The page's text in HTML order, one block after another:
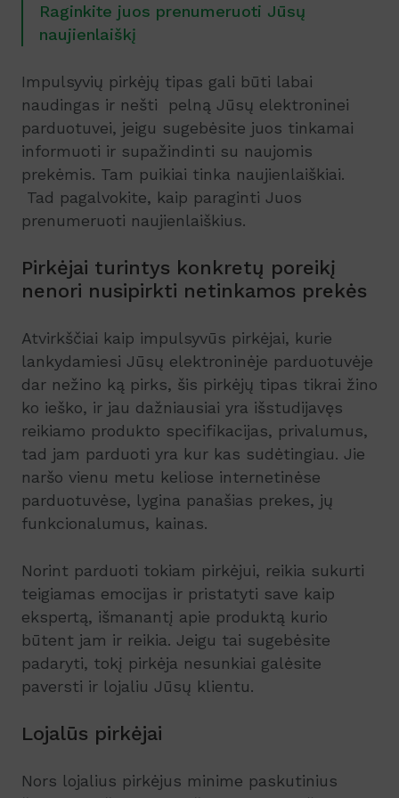
Raginkite juos prenumeruoti Jūsų
naujienlaiškį
Impulsyvių pirkėjų tipas gali būti labai
naudingas ir nešti pelną Jūsų elektroninei
parduotuvei, jeigu sugebėsite juos tinkamai
informuoti ir supažindinti su naujomis
prekėmis. Tam puikiai tinka naujienlaiškiai.
Tad pagalvokite, kaip paraginti Juos
prenumeruoti naujienlaiškius.
Pirkėjai turintys konkretų poreikį
nenori nusipirkti netinkamos prekės
Atvirkščiai kaip impulsyvūs pirkėjai, kurie
lankydamiesi Jūsų elektroninėje parduotuvėje
dar nežino ką pirks, šis pirkėjų tipas tikrai žino
ko ieško, ir jau dažniausiai yra išstudijavęs
reikiamo produkto specifikacijas, privalumus,
tad jam parduoti yra kur kas sudėtingiau. Jie
naršo vienu metu keliose internetinėse
parduotuvėse, lygina panašias prekes, jų
funkcionalumus, kainas.
Norint parduoti tokiam pirkėjui, reikia sukurti
teigiamas emocijas ir pristatyti save kaip
ekspertą, išmanantį apie produktą kurio
būtent jam ir reikia. Jeigu tai sugebėsite
padaryti, tokį pirkėja nesunkiai galėsite
paversti ir lojaliu Jūsų klientu.
Lojalūs pirkėjai
Nors lojalius pirkėjus minime paskutinius